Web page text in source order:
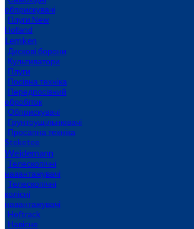
обприскувачі
Плуги New
Holland
Lemken
Дискові борони
Культиватори
Плуги
Посівна техніка
Передпосівний
обробіток
Обприскувачі
Грунтоущільнювачі
Просапна техніка
Steketee
Weidemann
Телескопічні
навантажувачі
Телескопічні
колісні
навантажувачі
Hoftrack
Навісне